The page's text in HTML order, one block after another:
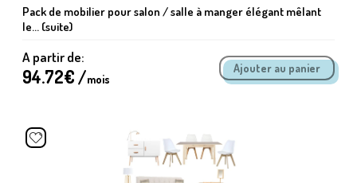
Pack de mobilier pour salon / salle à manger élégant mêlant
le... (suite)
A partir de:
94.72€ /mois